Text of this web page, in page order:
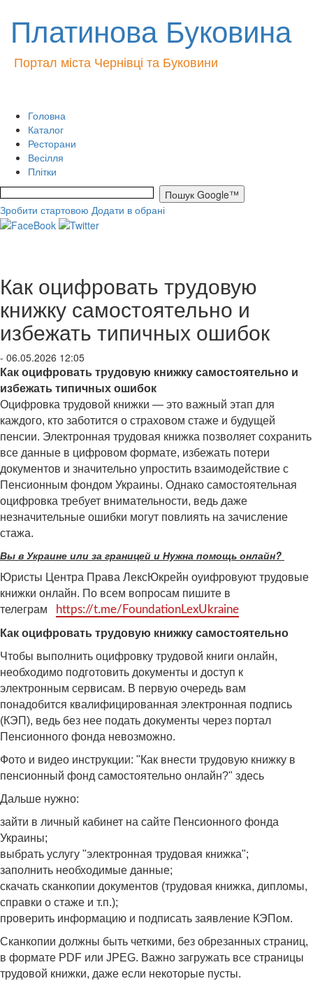
Платинова Буковина
Портал міста Чернівці та Буковини
Головна
Каталог
Ресторани
Весілля
Плітки
Зробити стартовою Додати в обрані
Как оцифровать трудовую
книжку самостоятельно и
избежать типичных ошибок
- 06.05.2026 12:05
Как оцифровать трудовую книжку самостоятельно и
избежать типичных ошибок
Оцифровка трудовой книжки — это важный этап для
каждого, кто заботится о страховом стаже и будущей
пенсии. Электронная трудовая книжка позволяет сохранить
все данные в цифровом формате, избежать потери
документов и значительно упростить взаимодействие с
Пенсионным фондом Украины. Однако самостоятельная
оцифровка требует внимательности, ведь даже
незначительные ошибки могут повлиять на зачисление
стажа.
Вы в Украине или за границей и Нужна помощь онлайн?
Юристы Центра Права ЛексЮкрейн оуифровуют трудовые
книжки онлайн. По всем вопросам пишите в
телеграм
https://t.me/FoundationLexUkraine
Как оцифровать трудовую книжку самостоятельно
Чтобы выполнить оцифровку трудовой книги онлайн,
необходимо подготовить документы и доступ к
электронным сервисам. В первую очередь вам
понадобится квалифицированная электронная подпись
(КЭП), ведь без нее подать документы через портал
Пенсионного фонда невозможно.
Фото и видео инструкции: "Как внести трудовую книжку в
пенсионный фонд самостоятельно онлайн?" здесь
Дальше нужно:
зайти в личный кабинет на сайте Пенсионного фонда
Украины;
выбрать услугу "электронная трудовая книжка";
заполнить необходимые данные;
скачать сканкопии документов (трудовая книжка, дипломы,
справки о стаже и т.п.);
проверить информацию и подписать заявление КЭПом.
Сканкопии должны быть четкими, без обрезанных страниц,
в формате PDF или JPEG. Важно загружать все страницы
трудовой книжки, даже если некоторые пусты.